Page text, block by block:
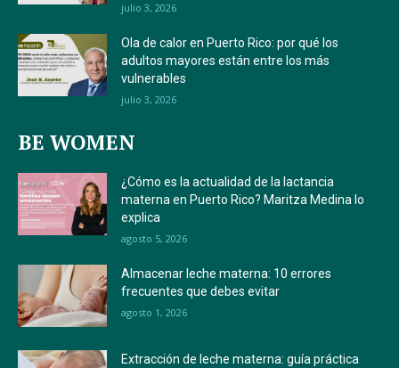
julio 3, 2026
Ola de calor en Puerto Rico: por qué los
adultos mayores están entre los más
vulnerables
julio 3, 2026
BE WOMEN
¿Cómo es la actualidad de la lactancia
materna en Puerto Rico? Maritza Medina lo
explica
agosto 5, 2026
Almacenar leche materna: 10 errores
frecuentes que debes evitar
agosto 1, 2026
Extracción de leche materna: guía práctica